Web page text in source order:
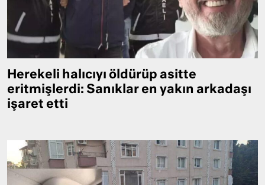
Herekeli halıcıyı öldürüp asitte
eritmişlerdi: Sanıklar en yakın arkadaşı
işaret etti